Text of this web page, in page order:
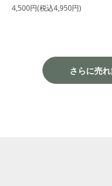
4,500円(税込4,950円)
さらに売